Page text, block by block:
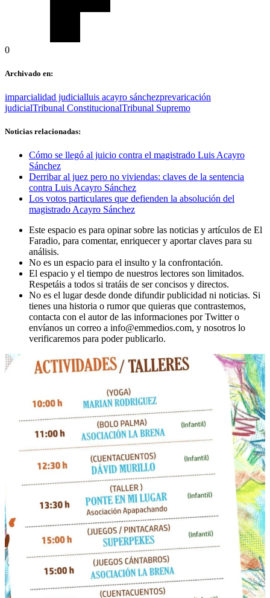
0
Archivado en:
imparcialidad judicialluis acayro sánchezprevaricación
judicialTribunal ConstitucionalTribunal Supremo
Noticias relacionadas:
Cómo se llegó al juicio contra el magistrado Luis Acayro
Sánchez
Derribar al juez pero no viviendas: claves de la sentencia
contra Luis Acayro Sánchez
Los votos particulares que defienden la absolución del
magistrado Acayro Sánchez
Este espacio es para opinar sobre las noticias y artículos de El
Faradio, para comentar, enriquecer y aportar claves para su
análisis.
No es un espacio para el insulto y la confrontación.
El espacio y el tiempo de nuestros lectores son limitados.
Respetáis a todos si tratáis de ser concisos y directos.
No es el lugar desde donde difundir publicidad ni noticias. Si
tienes una historia o rumor que quieras que contrastemos,
contacta con el autor de las informaciones por Twitter o
envíanos un correo a info@emmedios.com, y nosotros lo
verificaremos para poder publicarlo.